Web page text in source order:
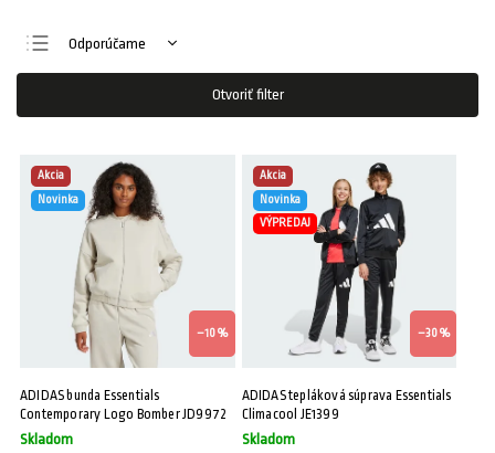
Odporúčame
Najlacnejšie
Najdrahšie
Abecedne
Otvoriť filter
Akcia
Novinka
–10 %
ADIDAS bunda Essentials
Contemporary Logo Bomber JD9972
Skladom
Akcia
Novinka
VÝPREDAJ
–30 %
ADIDAS tepláková súprava Essentials
Climacool JE1399
Skladom